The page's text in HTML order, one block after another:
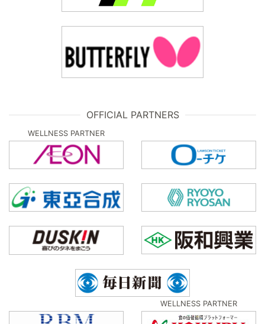
OFFICIAL PARTNERS
WELLNESS PARTNER
WELLNESS PARTNER